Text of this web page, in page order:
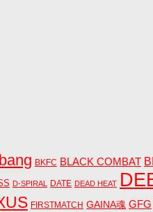
BKFC BLACK COMBAT
D-SPIRAL DATE DEAD HEAT
FIRSTMATCH GAINA魂 GFG